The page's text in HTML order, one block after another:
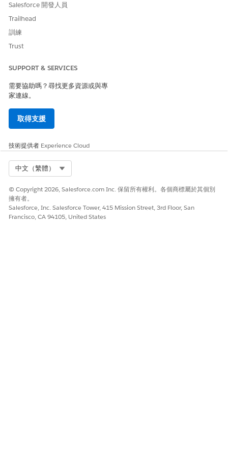
Salesforce 開發人員
Trailhead
訓練
Trust
SUPPORT & SERVICES
需要協助嗎？尋找更多資源或與專
家連線。
取得支援
技術提供者 Experience Cloud
中文（繁體）
© Copyright 2026, Salesforce.com Inc. 保留所有權利。各個商標屬於其個別
擁有者。
Salesforce, Inc. Salesforce Tower, 415 Mission Street, 3rd Floor, San
Francisco, CA 94105, United States